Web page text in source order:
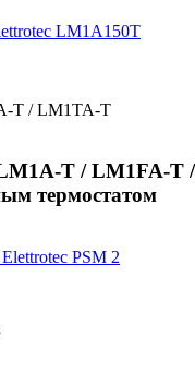
T / LM1TA-T
T / LM1FA-T
термостатом